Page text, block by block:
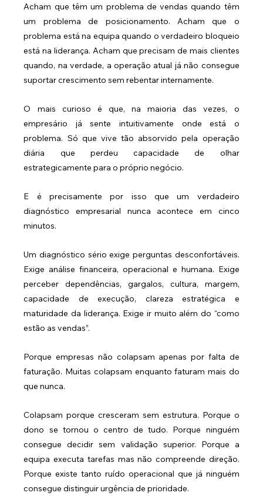
Acham que têm um problema de vendas quando têm
um problema de posicionamento. Acham que o
problema está na equipa quando o verdadeiro bloqueio
está na liderança. Acham que precisam de mais clientes
quando, na verdade, a operação atual já não consegue
suportar crescimento sem rebentar internamente.
O mais curioso é que, na maioria das vezes, o
empresário já sente intuitivamente onde está o
problema. Só que vive tão absorvido pela operação
diária que perdeu capacidade de olhar
estrategicamente para o próprio negócio.
E é precisamente por isso que um verdadeiro
diagnóstico empresarial nunca acontece em cinco
minutos.
Um diagnóstico sério exige perguntas desconfortáveis.
Exige análise financeira, operacional e humana. Exige
perceber dependências, gargalos, cultura, margem,
capacidade de execução, clareza estratégica e
maturidade da liderança. Exige ir muito além do “como
estão as vendas”.
Porque empresas não colapsam apenas por falta de
faturação. Muitas colapsam enquanto faturam mais do
que nunca.
Colapsam porque cresceram sem estrutura. Porque o
dono se tornou o centro de tudo. Porque ninguém
consegue decidir sem validação superior. Porque a
equipa executa tarefas mas não compreende direção.
Porque existe tanto ruído operacional que já ninguém
consegue distinguir urgência de prioridade.